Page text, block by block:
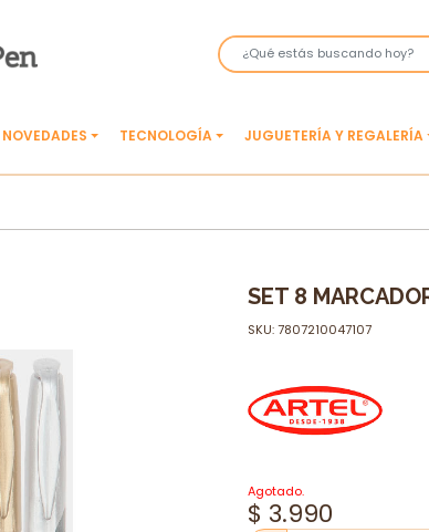
NOVEDADES TECNOLOGÍA JUGUETERÍA Y REGALERÍA
SET 8
SKU: 7807210047107
Agotado.
$ 3.990